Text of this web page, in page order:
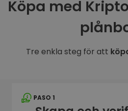
Köpa med
Tre enkla steg för att
PASO 1